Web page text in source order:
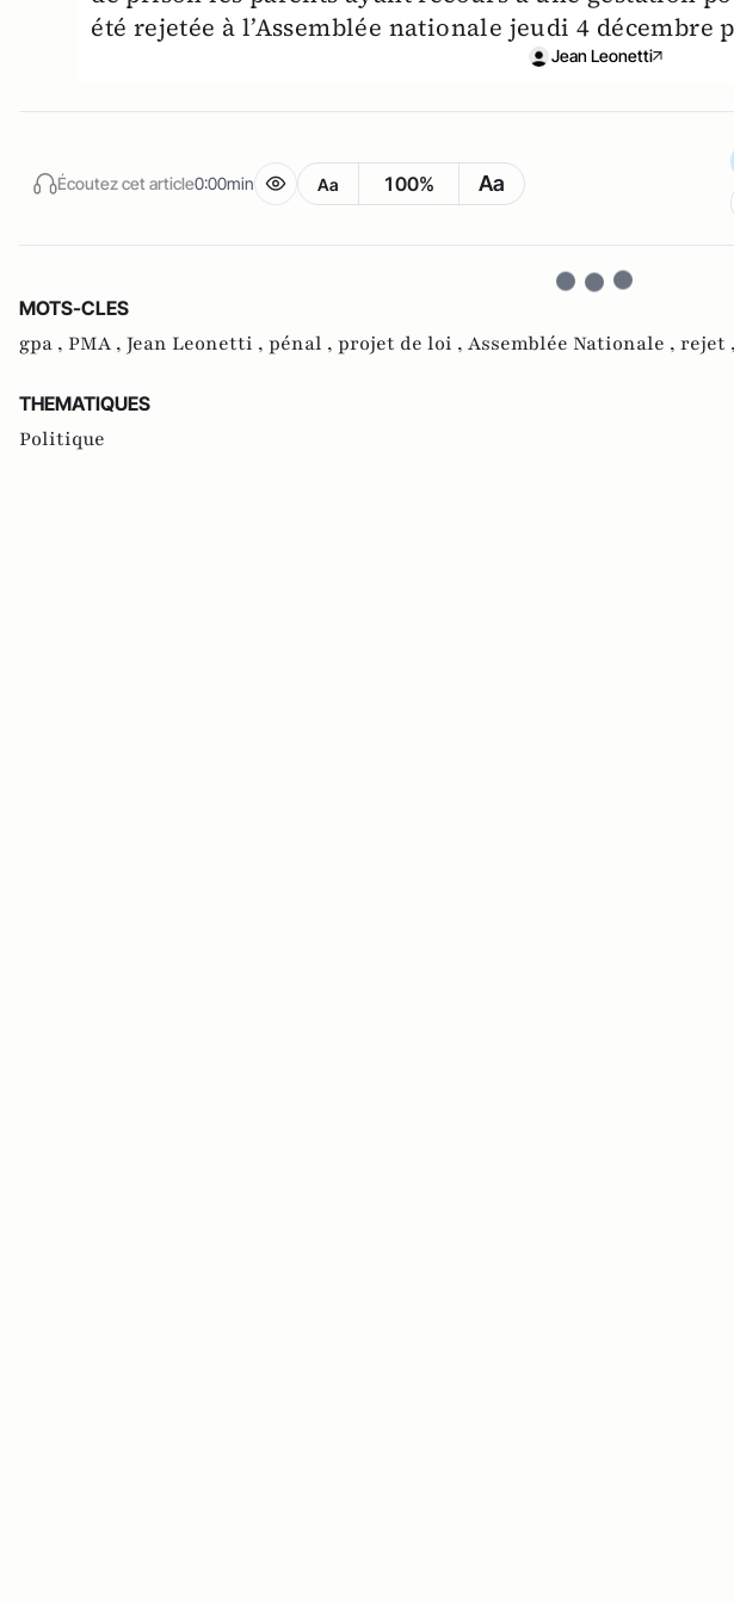
été rejetée à l’Assemblée nationale jeudi 4 décembre
Jean Leonetti
Écoutez cet article0:00min Aa 100% Aa
MOTS-CLES
gpa , PMA , Jean Leonetti , pénal , projet de loi , Assemblée Nationale , rejet ,
THEMATIQUES
Politique